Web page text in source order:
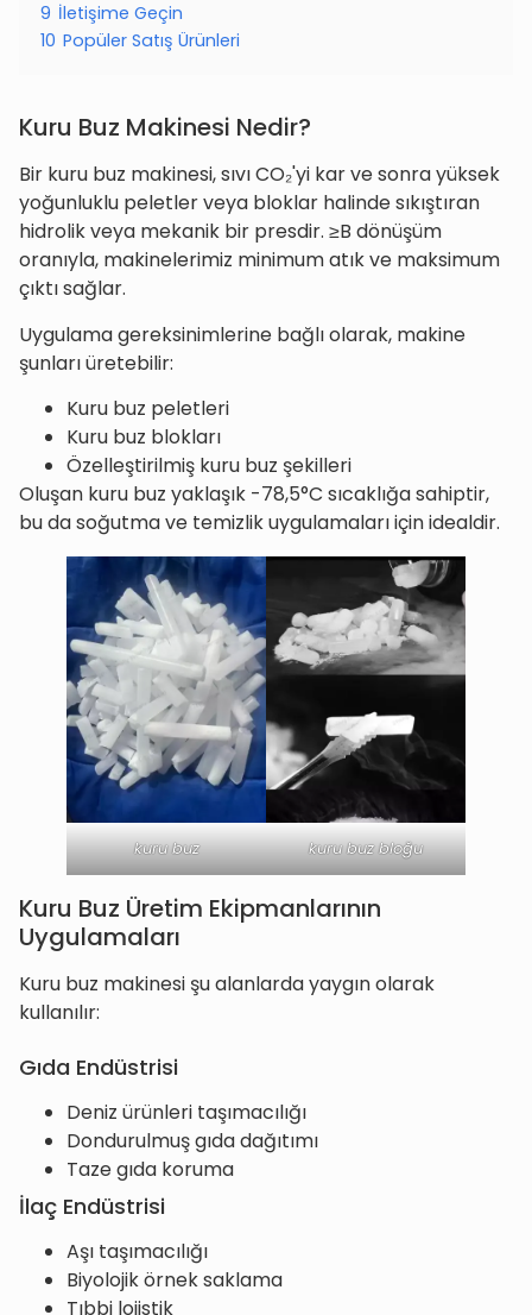
9 İletişime Geçin
10 Popüler Satış Ürünleri
Kuru Buz Makinesi Nedir?
Bir kuru buz makinesi, sıvı CO₂'yi kar ve sonra yüksek
yoğunluklu peletler veya bloklar halinde sıkıştıran
hidrolik veya mekanik bir presdir. ≥B dönüşüm
oranıyla, makinelerimiz minimum atık ve maksimum
çıktı sağlar.
Uygulama gereksinimlerine bağlı olarak, makine
şunları üretebilir:
Kuru buz peletleri
Kuru buz blokları
Özelleştirilmiş kuru buz şekilleri
Oluşan kuru buz yaklaşık -78,5°C sıcaklığa sahiptir,
bu da soğutma ve temizlik uygulamaları için idealdir.
kuru buz kuru buz bloğu
Kuru Buz Üretim Ekipmanlarının
Uygulamaları
Kuru buz makinesi şu alanlarda yaygın olarak
kullanılır:
Gıda Endüstrisi
Deniz ürünleri taşımacılığı
Dondurulmuş gıda dağıtımı
Taze gıda koruma
İlaç Endüstrisi
Aşı taşımacılığı
Biyolojik örnek saklama
Tıbbi lojistik